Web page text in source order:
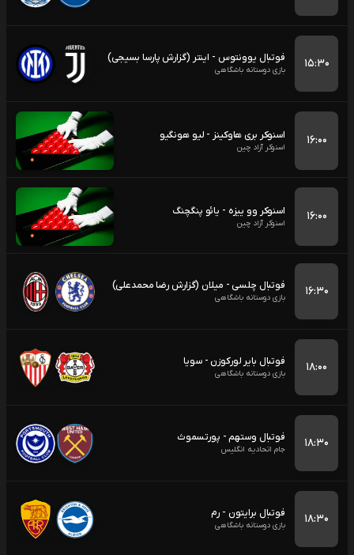
۱۵:۳۰ فوتبال یوونتوس - اینتر (گزارش پارسا بسیجی)
بازی دوستانه باشگاهی
۱۶:۰۰ اسنوکر بری هاوکینز - لیو هونگیو
اسنوکر آزاد چین
۱۶:۰۰ اسنوکر وو ییزه - یائو پنگچنگ
اسنوکر آزاد چین
۱۶:۳۰ فوتبال چلسی - میلان (گزارش رضا محمدعلی)
بازی دوستانه باشگاهی
۱۸:۰۰ فوتبال بایر لورکوزن - سویا
بازی دوستانه باشگاهی
۱۸:۳۰ فوتبال وستهم - پورتسموث
جام اتحادیه انگلیس
۱۸:۳۰ فوتبال برایتون - رم
بازی دوستانه باشگاهی